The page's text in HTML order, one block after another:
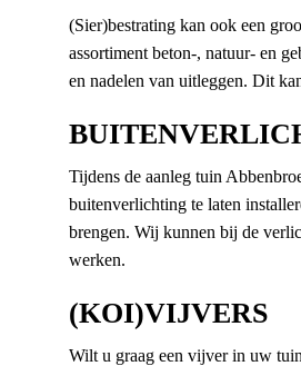
(Sier)bestrating kan ook een
assortiment beton-, natuur- en
en nadelen van uitleggen. Dit
Tijdens de aanleg tuin
buitenverlichting te laten
brengen. Wij kunnen bij de
werken.
(KOI)VIJVERS
Wilt u graag een vijver in uw